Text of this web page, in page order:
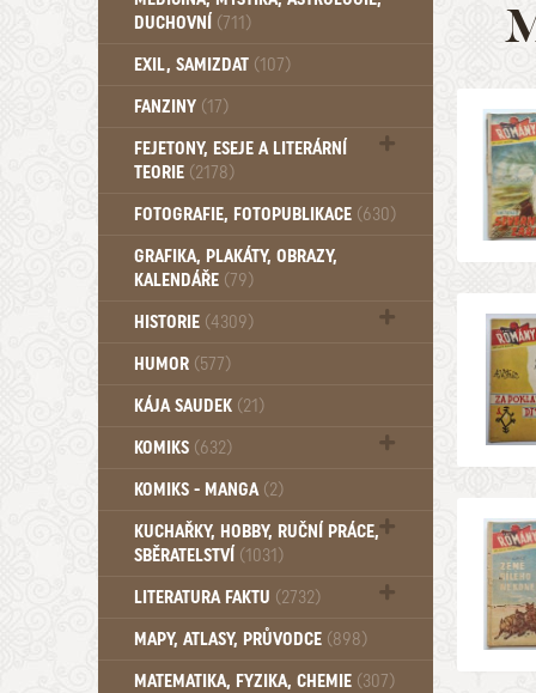
DUCHOVNÍ (711)
Okultismus (110)
EXIL, SAMIZDAT (107)
FANZINY (17)
FEJETONY, ESEJE A LITERÁRNÍ
TEORIE (2178)
Citáty, aforismy, snáře, přísloví,
FOTOGRAFIE, FOTOPUBLIKACE (630)
GRAFIKA, PLAKÁTY, OBRAZY,
KALENDÁŘE (79)
HISTORIE (4309)
Mytologie, Mýty, Báje, Pověsti (204)
HUMOR (577)
KÁJA SAUDEK (21)
KOMIKS (632)
Komiks - Čtyřlístek (234)
KOMIKS - MANGA (2)
KUCHAŘKY, HOBBY, RUČNÍ PRÁCE,
SBĚRATELSTVÍ (1031)
Dům a byt (102)
LITERATURA FAKTU (2732)
Katalogy (503)
MAPY, ATLASY, PRŮVODCE (898)
MATEMATIKA, FYZIKA, CHEMIE (307)